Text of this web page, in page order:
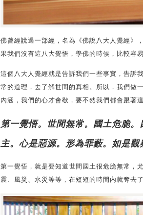
佛曾經說過一部經，名為《佛說八大人覺經》
果我們沒有這八大覺悟，學佛的時候，比較容
這個八大人覺經就是告訴我們一些事實，告訴
常的道理，去了解世間的真相。所以，我們做
內涵，我們的心才會歇，要不然我們都會跟著
第一覺悟。世間無常。國土危脆
主。心是惡源。形為罪藪。如是觀
第一覺悟，就是要知道世間國土很危脆無常，
震、風災、水災等等，在短短的時間內就奪去